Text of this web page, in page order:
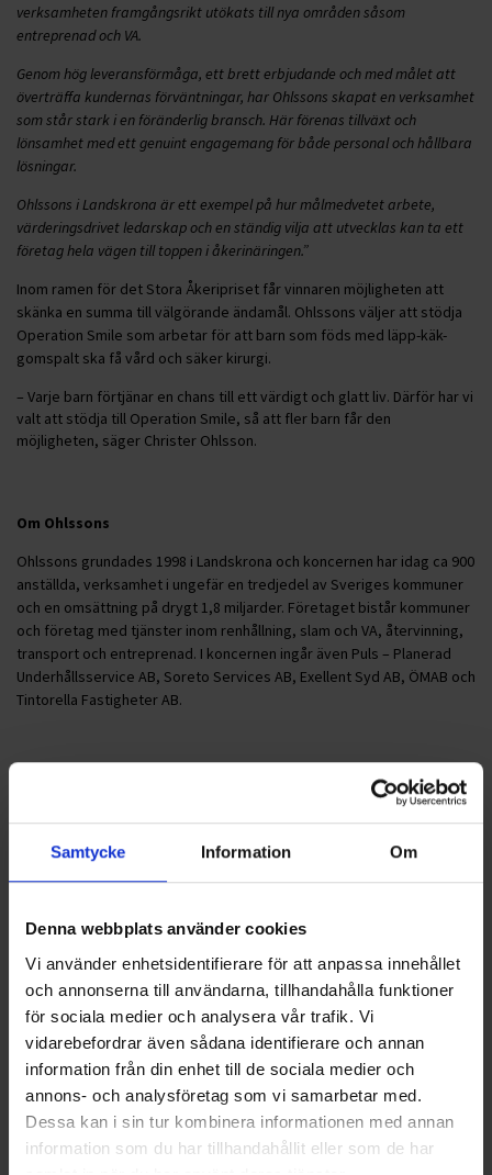
Samtycke Information Om
Denna webbplats använder cookies
Vi använder enhetsidentifierare för att anpassa innehållet
och annonserna till användarna, tillhandahålla funktioner
för sociala medier och analysera vår trafik. Vi
vidarebefordrar även sådana identifierare och annan
information från din enhet till de sociala medier och
annons- och analysföretag som vi samarbetar med.
Dessa kan i sin tur kombinera informationen med annan
information som du har tillhandahållit eller som de har
verksamheten framgångsrikt utökats till nya områden såsom
entreprenad och VA.
Genom hög leveransförmåga, ett brett erbjudande och med målet att
överträffa kundernas förväntningar, har Ohlssons skapat en verksamhet
som står stark i en föränderlig bransch. Här förenas tillväxt och
lönsamhet med ett genuint engagemang för både personal och hållbara
lösningar.
Ohlssons i Landskrona är ett exempel på hur målmedvetet arbete,
värderingsdrivet ledarskap och en ständig vilja att utvecklas kan ta ett
företag hela vägen till toppen i åkerinäringen.”
Inom ramen för det Stora Åkeripriset får vinnaren möjligheten att
skänka en summa till välgörande ändamål. Ohlssons väljer att stödja
Operation Smile som arbetar för att barn som föds med läpp-käk-
gomspalt ska få vård och säker kirurgi.
– Varje barn förtjänar en chans till ett värdigt och glatt liv. Därför har vi
valt att stödja till Operation Smile, så att fler barn får den
möjligheten, säger Christer Ohlsson.
Om Ohlssons
Ohlssons grundades 1998 i Landskrona och koncernen har idag ca 900
anställda, verksamhet i ungefär en tredjedel av Sveriges kommuner
och en omsättning på drygt 1,8 miljarder. Företaget bistår kommuner
och företag med tjänster inom renhållning, slam och VA, återvinning,
transport och entreprenad. I koncernen ingår även Puls – Planerad
Underhållsservice AB, Soreto Services AB, Exellent Syd AB, ÖMAB och
Tintorella Fastigheter AB.
LANDSKRONA
NYA UPPDRAG
OHLSSONS REGION MITT
OHLSSONS REGION SYD